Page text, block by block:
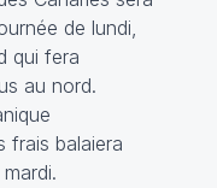
de lundi,
qui fera
au nord.
frais balaiera